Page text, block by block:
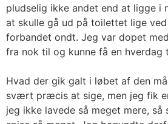
pludselig ikke andet end at ligge i
at skulle gå ud på toilettet lige
forbandet ondt. Jeg var dopet
fra nok til og kunne få en hverdag
Hvad der gik galt i løbet af den
svært præcis at sige, men jeg fik
jeg ikke lavede så meget mere, så